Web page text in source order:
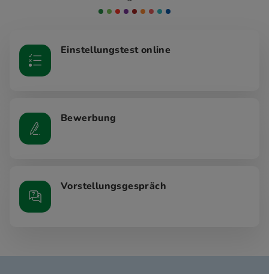
Einstellungstest online
Bewerbung
Vorstellungsgespräch